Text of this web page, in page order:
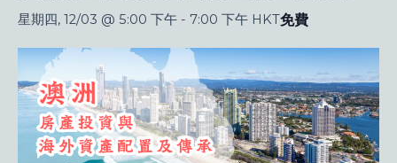
星期四, 12/03 @ 5:00 下午 - 7:00 下午 HKT免費